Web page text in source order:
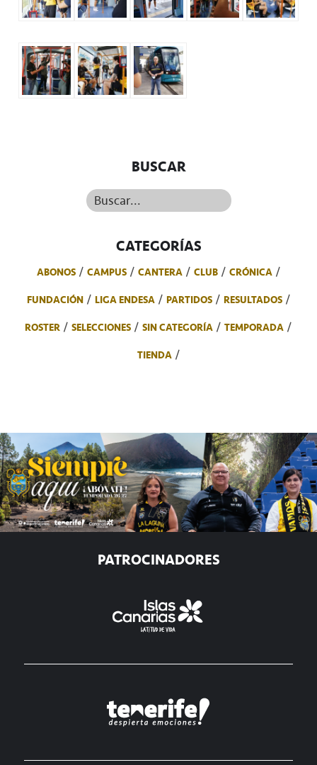
BUSCAR
Buscar...
CATEGORÍAS
ABONOS CAMPUS CANTERA CLUB
CRÓNICA
FUNDACIÓN
LIGA ENDESA PARTIDOS
RESULTADOS
ROSTER
SELECCIONES SIN CATEGORÍA
TEMPORADA
TIENDA
PATROCINADORES